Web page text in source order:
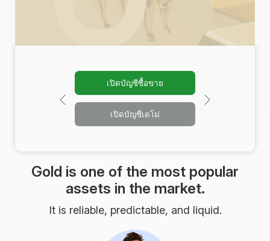
เปิดบัญชีซื้อขาย
เปิดบัญชีเดโม่
Gold is one of the most popular
assets in the market.
It is reliable, predictable, and liquid.